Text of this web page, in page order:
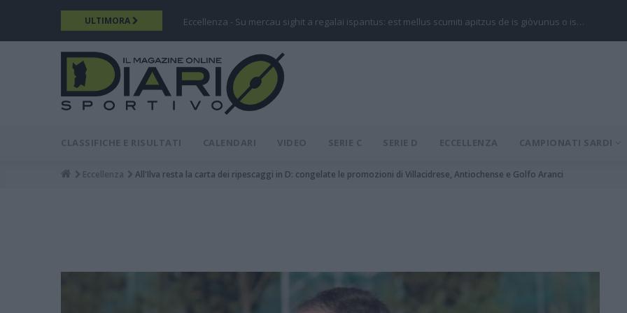
contenuto
ULTIMORA Eccellenza - Su mercau sighit a regalai ispantus: est mellus scumiti apitzus de is giòvunus o is…
MAIN
MENU
CLASSIFICHE E RISULTATI CALENDARI VIDEO SERIE C SERIE D ECCELLENZA CAMPIONATI SARDI
Breadcrumb
Eccellenza All'Ilva resta la carta dei ripescaggi in D: congelate le promozioni di Villacidrese, Antiochense e Golfo Aranci